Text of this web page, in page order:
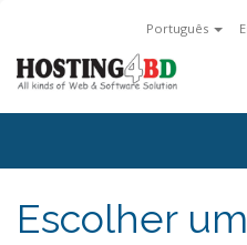
Português
Escolher